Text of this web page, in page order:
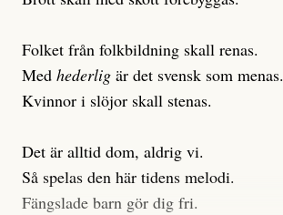
Folket från folkbildning skall renas.
Med hederlig är det svensk som menas.
Kvinnor i slöjor skall stenas.
Det är alltid dom, aldrig vi.
Så spelas den här tidens melodi.
Fängslade barn gör dig fri.